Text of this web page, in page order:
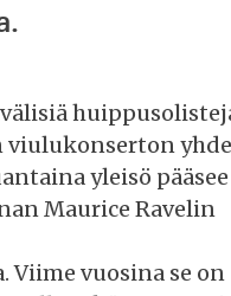
yleisö pääsee
Maurice Ravelin
vuosina se on